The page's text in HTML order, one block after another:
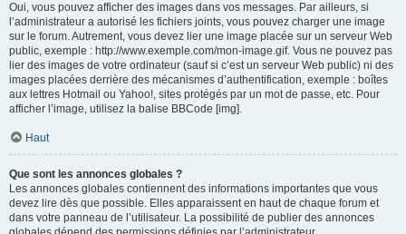
Oui, vous pouvez afficher des images dans vos messages. Par ailleurs, si
l’administrateur a autorisé les fichiers joints, vous pouvez charger une image
sur le forum. Autrement, vous devez lier une image placée sur un serveur Web
public, exemple : http://www.exemple.com/mon-image.gif. Vous ne pouvez pas
lier des images de votre ordinateur (sauf si c’est un serveur Web public) ni des
images placées derrière des mécanismes d’authentification, exemple : boîtes
aux lettres Hotmail ou Yahoo!, sites protégés par un mot de passe, etc. Pour
afficher l’image, utilisez la balise BBCode [img].
Haut
Que sont les annonces globales ?
Les annonces globales contiennent des informations importantes que vous
devez lire dès que possible. Elles apparaissent en haut de chaque forum et
dans votre panneau de l’utilisateur. La possibilité de publier des annonces